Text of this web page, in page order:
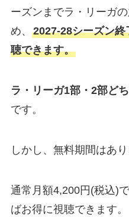
ーズンまでラ・リーガ
め、 2027-28シーズン
聴できます。
ラ・リーガ1部・2部ど
です。
しかし、無料期間はあり
通常月額4,200円(税込)
ばお得に視聴できます。